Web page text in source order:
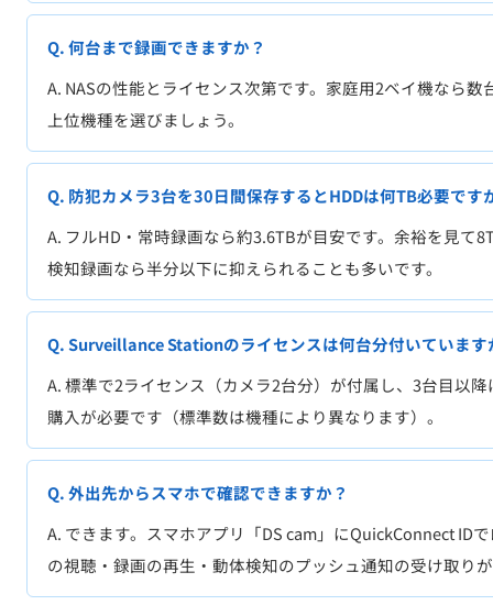
Q. 何台まで録画できますか？
A. NASの性能とライセンス次第です。家庭用2ベイ機なら
上位機種を選びましょう。
Q. 防犯カメラ3台を30日間保存するとHDDは何TB必要です
A. フルHD・常時録画なら約3.6TBが目安です。余裕を見て
検知録画なら半分以下に抑えられることも多いです。
Q. Surveillance Stationのライセンスは何台分付いています
A. 標準で2ライセンス（カメラ2台分）が付属し、3台目以
購入が必要です（標準数は機種により異なります）。
Q. 外出先からスマホで確認できますか？
A. できます。スマホアプリ「DS cam」にQuickConnect ID
の視聴・録画の再生・動体検知のプッシュ通知の受け取り